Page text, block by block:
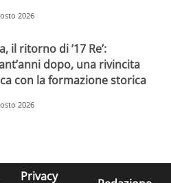
2026
il ritorno di ’17 Re’:
dopo, una rivincita
con la formazione storica
2026
Privacy